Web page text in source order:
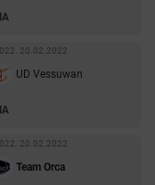
20.02.2022
UD Vessuwan
20.02.2022
Team Orca